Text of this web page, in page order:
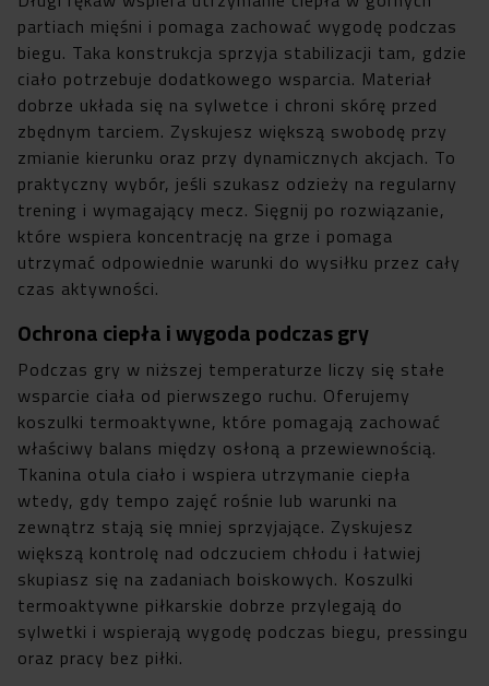
partiach mięśni i pomaga zachować wygodę podczas
biegu. Taka konstrukcja sprzyja stabilizacji tam, gdzie
ciało potrzebuje dodatkowego wsparcia. Materiał
dobrze układa się na sylwetce i chroni skórę przed
zbędnym tarciem. Zyskujesz większą swobodę przy
zmianie kierunku oraz przy dynamicznych akcjach. To
praktyczny wybór, jeśli szukasz odzieży na regularny
trening i wymagający mecz. Sięgnij po rozwiązanie,
które wspiera koncentrację na grze i pomaga
utrzymać odpowiednie warunki do wysiłku przez cały
czas aktywności.
Ochrona ciepła i wygoda podczas gry
Podczas gry w niższej temperaturze liczy się stałe
wsparcie ciała od pierwszego ruchu. Oferujemy
koszulki termoaktywne, które pomagają zachować
właściwy balans między osłoną a przewiewnością.
Tkanina otula ciało i wspiera utrzymanie ciepła
wtedy, gdy tempo zajęć rośnie lub warunki na
zewnątrz stają się mniej sprzyjające. Zyskujesz
większą kontrolę nad odczuciem chłodu i łatwiej
skupiasz się na zadaniach boiskowych. Koszulki
termoaktywne piłkarskie dobrze przylegają do
sylwetki i wspierają wygodę podczas biegu, pressingu
oraz pracy bez piłki.